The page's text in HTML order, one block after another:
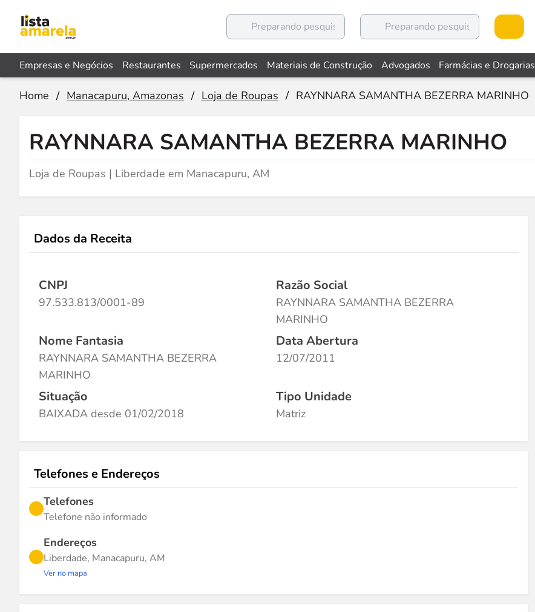
Empresas e Negócios Restaurantes Supermercados Materiais de Construção Advogados Farmácias e Drogarias
Home / Manacapuru, Amazonas / Loja de Roupas / RAYNNARA SAMANTHA BEZERRA MARINHO
RAYNNARA SAMANTHA BEZERRA MARINHO
Loja de Roupas | Liberdade em Manacapuru, AM
Dados da Receita
CNPJ
97.533.813/0001-89
Razão Social
RAYNNARA SAMANTHA BEZERRA
MARINHO
Nome Fantasia
RAYNNARA SAMANTHA BEZERRA
MARINHO
Data Abertura
12/07/2011
Situação
BAIXADA desde 01/02/2018
Tipo Unidade
Matriz
Telefones e Endereços
Telefones
Telefone não informado
Endereços
Liberdade, Manacapuru, AM
Ver no mapa